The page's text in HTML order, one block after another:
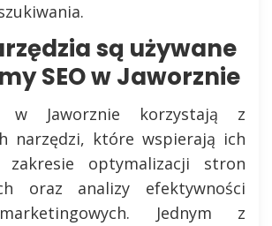
są używane
SEO w Jaworznie
w Jaworznie korzystają z
narzędzi, które wspierają ich
zakresie optymalizacji stron
oraz analizy efektywności
Jednym z